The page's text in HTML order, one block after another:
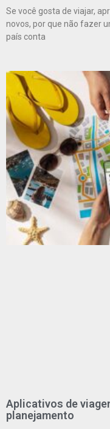
Se você gosta de viajar,
novos, por que não fazer
país conta
Aplicativos de
planejamento